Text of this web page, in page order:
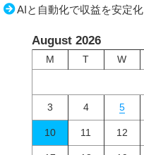
AIと自動化で収益を安定
August 2026
M T W
3 4 5
10 11 12